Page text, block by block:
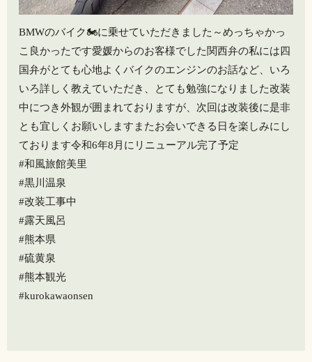
BMWのバイク🏍️に乗せていただきました～️めっちゃかっ
こ良かったです️愛媛からのお客様でした関西弁の私には四
国弁がとても心地よくバイクのエンジンのお話など、いろ
いろ詳しく教えていただき、とても勉強になりました️改装
中につき外観が囲まれておりますが、次回は改装後に是非
とも宜しくお願いします️またお会いできる日を楽しみにし
ております令和6年8月にリニューアル完了予定️
#和風旅館美里
#黒川温泉
#改装工事中
#露天風呂
#熊本県
#硫黄泉
#熊本観光
#kurokawaonsen